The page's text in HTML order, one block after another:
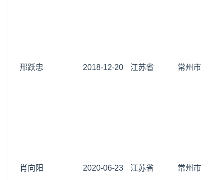
邢跃忠 2018-12-20 江苏省 常州市
肖向阳 2020-06-23 江苏省 常州市